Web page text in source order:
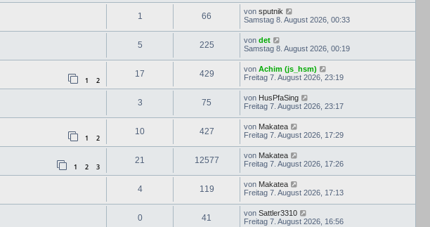
1 66 von sputnik
Samstag 8. August 2026, 00:33
5 225 von det
Samstag 8. August 2026, 00:19
1 2
17 429 von Achim (js_hsm)
Freitag 7. August 2026, 23:19
3 75 von HusPfaSing
Freitag 7. August 2026, 23:17
1 2
10 427 von Makatea
Freitag 7. August 2026, 17:29
1 2 3
21 12577 von Makatea
Freitag 7. August 2026, 17:26
4 119 von Makatea
Freitag 7. August 2026, 17:13
0 41 von Sattler3310
Freitag 7. August 2026, 16:56